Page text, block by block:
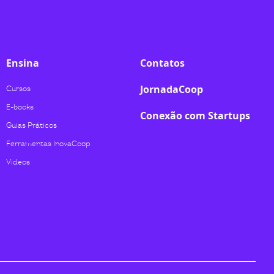
Ensina
Cursos
E-books
Guias Práticos
Ferramentas InovaCoop
Videos
Contatos
JornadaCoop
Conexão com Startups